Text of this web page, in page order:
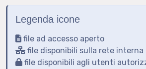
Legenda icone
file ad accesso aperto
file disponibili sulla rete interna
file disponibili agli utenti